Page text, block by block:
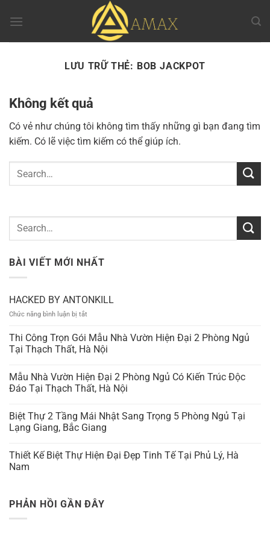
đến
LƯU TRỮ THẺ: BOB JACKPOT
Không kết quả
Có vẻ như chúng tôi không tìm thấy những gì bạn đang tìm
kiếm. Có lẽ việc tìm kiếm có thể giúp ích.
BÀI VIẾT MỚI NHẤT
HACKED BY ANTONKILL
Chức năng bình luận bị tắt
BY
ANTONKILL
Thi Công Trọn Gói Mẫu Nhà Vườn Hiện Đại 2 Phòng Ngủ
Tại Thạch Thất, Hà Nội
Mẫu Nhà Vườn Hiện Đại 2 Phòng Ngủ Có Kiến Trúc Độc
Đáo Tại Thạch Thất, Hà Nội
Biệt Thự 2 Tầng Mái Nhật Sang Trọng 5 Phòng Ngủ Tại
Lạng Giang, Bắc Giang
Thiết Kế Biệt Thự Hiện Đại Đẹp Tinh Tế Tại Phủ Lý, Hà
Nam
PHẢN HỒI GẦN ĐÂY